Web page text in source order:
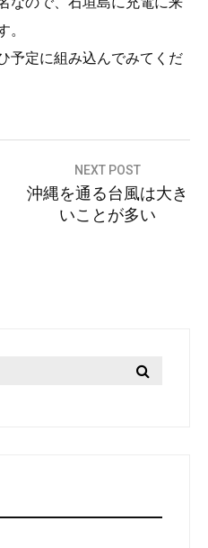
。
予定に組み込んでみてくだ
NEXT POST
沖縄を通る台風は大き
いことが多い